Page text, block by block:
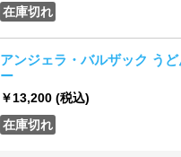
在庫切れ
アンジェラ・バルザック う
ー
￥13,200 (税込)
在庫切れ